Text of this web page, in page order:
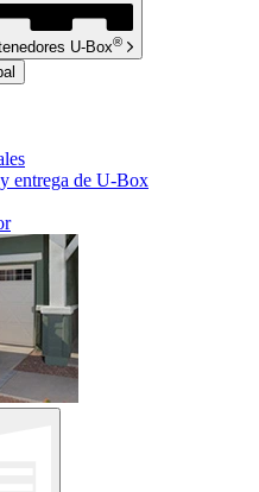
U-Box®
entrega de U-Box